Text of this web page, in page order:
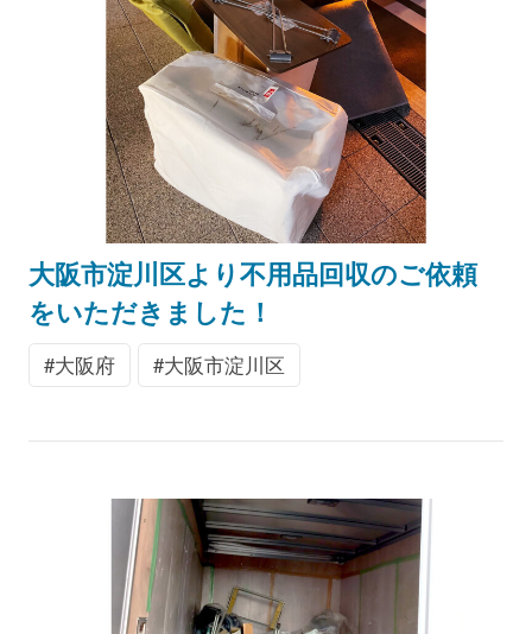
大阪市淀川区より不用品回収のご依頼
をいただきました！
大阪府 大阪市淀川区